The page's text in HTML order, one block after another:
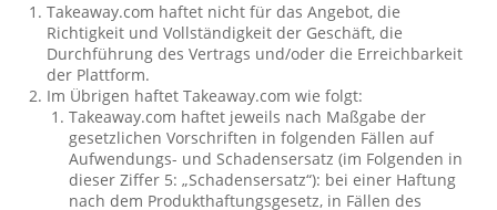
Takeaway.com haftet nicht für das Angebot, die
Richtigkeit und Vollständigkeit der Geschäft, die
Durchführung des Vertrags und/oder die Erreichbarkeit
der Plattform.
Im Übrigen haftet Takeaway.com wie folgt:
Takeaway.com haftet jeweils nach Maßgabe der
gesetzlichen Vorschriften in folgenden Fällen auf
Aufwendungs- und Schadensersatz (im Folgenden in
dieser Ziffer 5: „Schadensersatz“): bei einer Haftung
nach dem Produkthaftungsgesetz, in Fällen des